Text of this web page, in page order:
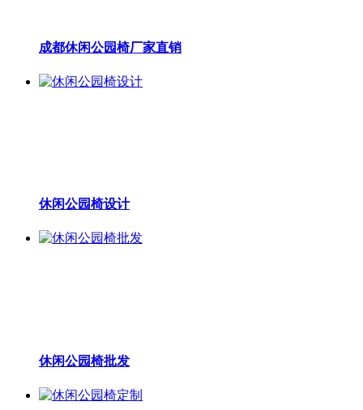
成都休闲公园椅厂家直销
休闲公园椅设计
休闲公园椅批发